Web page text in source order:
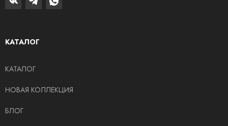
КАТАЛОГ
КАТАЛОГ
НОВАЯ КОЛЛЕКЦИЯ
БЛОГ